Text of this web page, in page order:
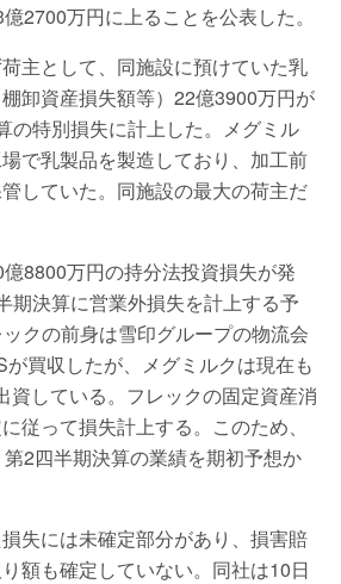
2700万円に上ることを公表した。
主として、同施設に預けていた乳
卸資産損失額等）22億3900万円が
の特別損失に計上した。メグミル
で乳製品を製造しており、加工前
していた。同施設の最大の荷主だ
8800万円の持分法投資損失が発
期決算に営業外損失を計上する予
クの前身は雪印グループの物流会
買収したが、メグミルクは現在も
資している。フレックの固定資産消
従って損失計上する。このため、
2四半期決算の業績を期初予想か
失には未確定部分があり、損害賠
額も確定していない。同社は10日